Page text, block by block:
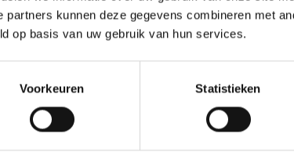
partners kunnen deze gegevens combineren met
op basis van uw gebruik van hun services.
Voorkeuren Statistieken
the page where you encountered the error.
nl/studeren-aan-de-vub/alle-opleidingen